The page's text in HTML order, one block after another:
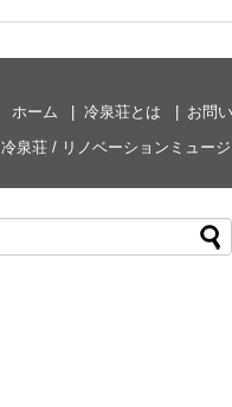
ホーム 冷泉荘とは
お問
冷泉荘 / リノベーションミュー